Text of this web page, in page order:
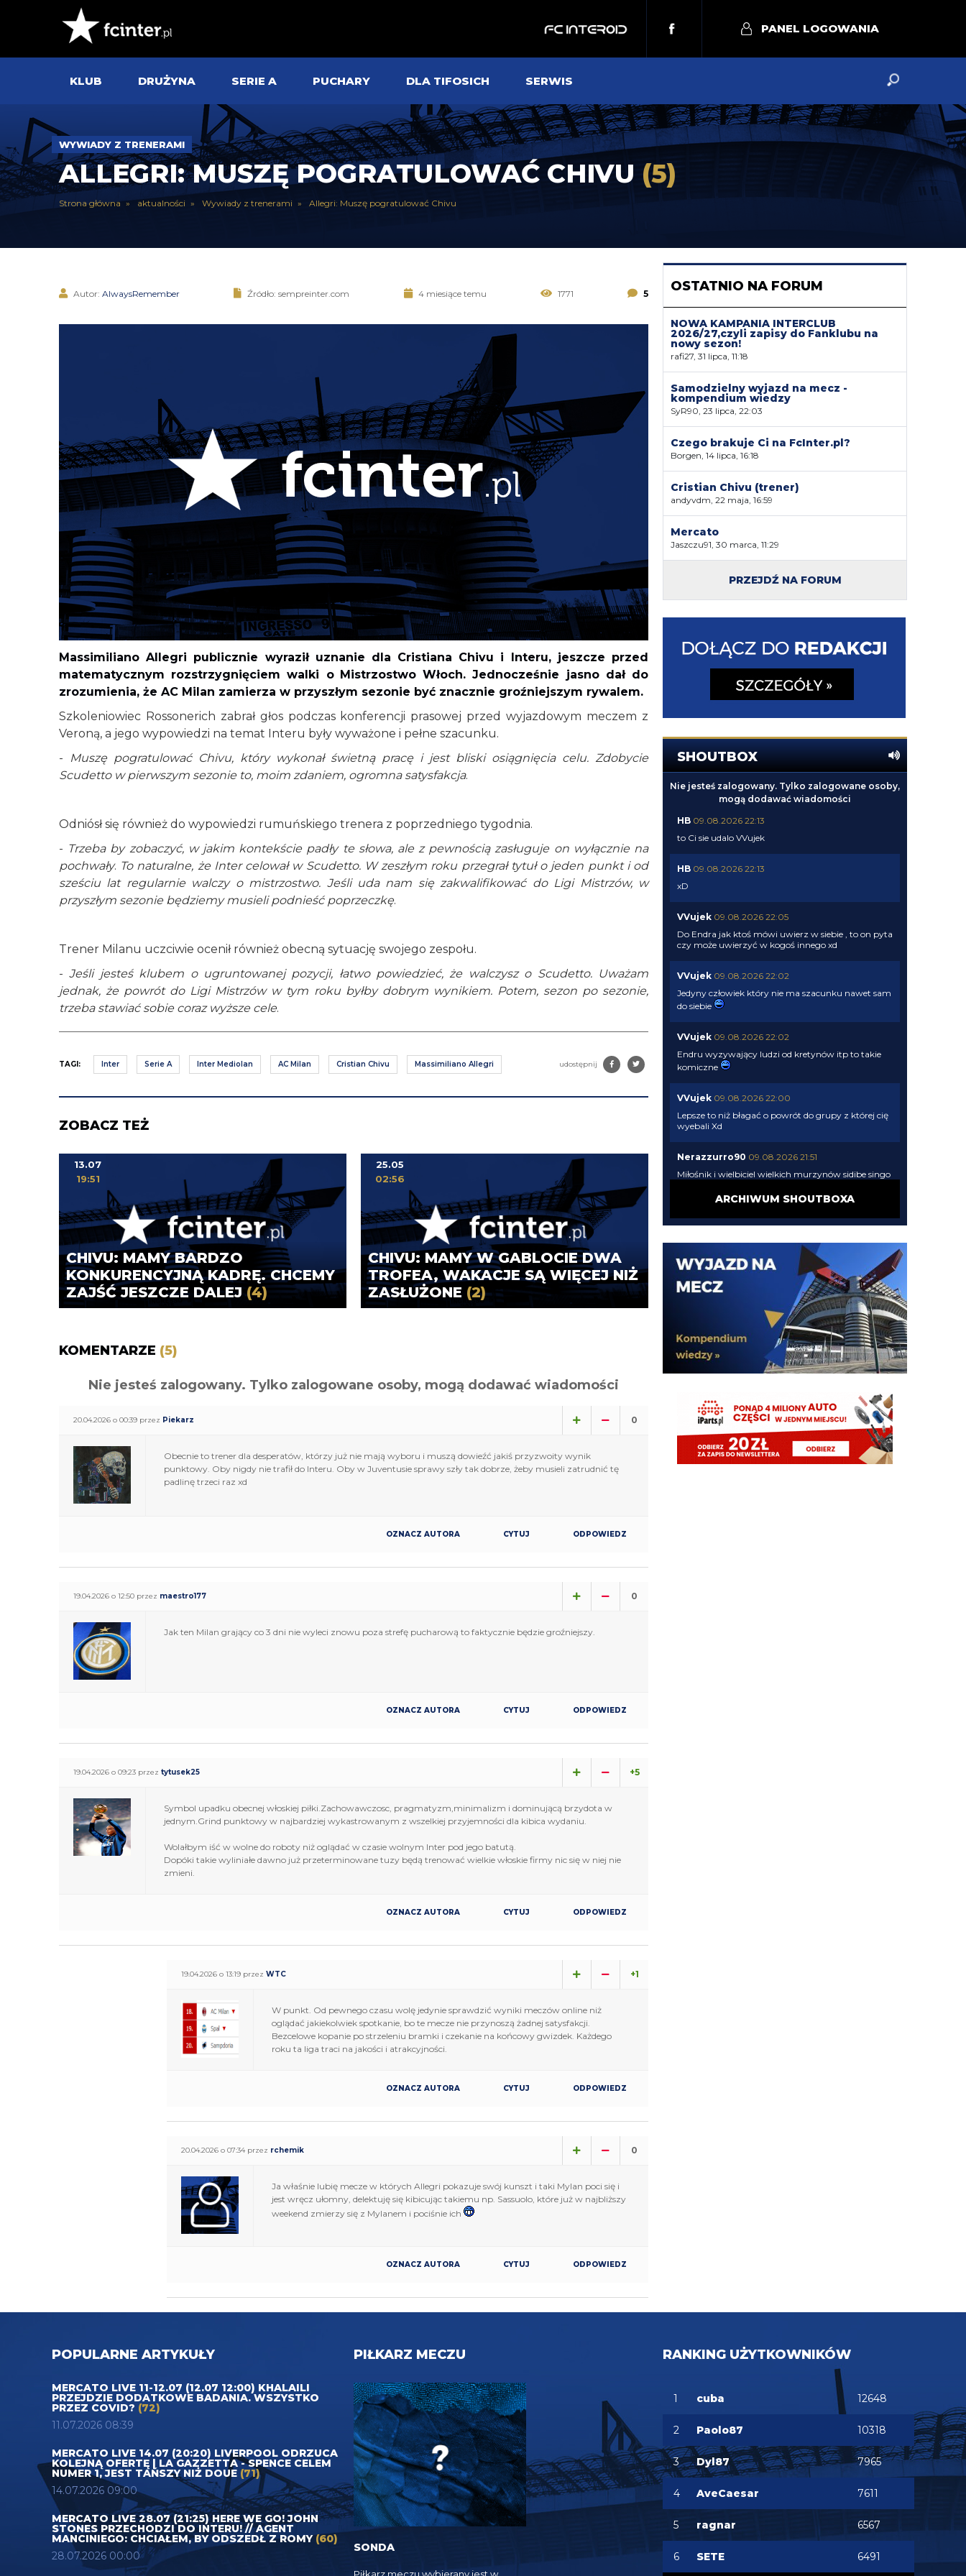
PANEL LOGOWANIA
KLUB DRUŻYNA SERIE A PUCHARY DLA TIFOSICH SERWIS
WYWIADY Z TRENERAMI
ALLEGRI: MUSZĘ POGRATULOWAĆ CHIVU (5)
Strona główna aktualności Wywiady z trenerami Allegri: Muszę pogratulować Chivu
Autor: AlwaysRemember Źródło: sempreinter.com 4 miesiące temu 1771 5
Massimiliano Allegri publicznie wyraził uznanie dla Cristiana Chivu i Interu, jeszcze przed
matematycznym rozstrzygnięciem walki o Mistrzostwo Włoch. Jednocześnie jasno dał do
zrozumienia, że AC Milan zamierza w przyszłym sezonie być znacznie groźniejszym rywalem.
Szkoleniowiec Rossonerich zabrał głos podczas konferencji prasowej przed wyjazdowym meczem z
Veroną, a jego wypowiedzi na temat Interu były wyważone i pełne szacunku.
-
Muszę pogratulować Chivu, który wykonał świetną pracę i jest bliski osiągnięcia celu. Zdobycie
Scudetto w pierwszym sezonie to, moim zdaniem, ogromna satysfakcja.
Odniósł się również do wypowiedzi rumuńskiego trenera z poprzedniego tygodnia.
- Trzeba by zobaczyć, w jakim kontekście padły te słowa, ale z pewnością zasługuje on wyłącznie na
pochwały. To naturalne, że Inter celował w Scudetto. W zeszłym roku przegrał tytuł o jeden punkt i od
sześciu lat regularnie walczy o mistrzostwo. Jeśli uda nam się zakwalifikować do Ligi Mistrzów, w
przyszłym sezonie będziemy musieli podnieść poprzeczkę.
Trener Milanu uczciwie ocenił również obecną sytuację swojego zespołu.
-Jeśli jesteś klubem o ugruntowanej pozycji, łatwo powiedzieć, że walczysz o Scudetto. Uważam
jednak, że powrót do Ligi Mistrzów w tym roku byłby dobrym wynikiem. Potem, sezon po sezonie,
trzeba stawiać sobie coraz wyższe cele.
TAGI: Inter Serie A Inter Mediolan AC Milan Cristian Chivu Massimiliano Allegri udostępnij
ZOBACZ TEŻ
CHIVU: MAMY BARDZO
KONKURENCYJNĄ KADRĘ. CHCEMY
ZAJŚĆ JESZCZE DALEJ(4)
13.07
19:51
CHIVU: MAMY W GABLOCIE DWA
TROFEA, WAKACJE SĄ WIĘCEJ NIŻ
ZASŁUŻONE (2)
25.05
02:56
KOMENTARZE (5)
Nie jesteś zalogowany. Tylko zalogowane osoby, mogą dodawać wiadomości
20.04.2026 o 00:39 przez Piekarz 0
Obecnie to trener dla desperatów, którzy już nie mają wyboru i muszą dowieźć jakiś przyzwoity wynik
punktowy. Oby nigdy nie trafił do Interu. Oby w Juventusie sprawy szły tak dobrze, żeby musieli zatrudnić tę
padlinę trzeci raz xd
OZNACZ AUTORA CYTUJ ODPOWIEDZ
19.04.2026 o 12:50 przez maestro177 0
Jak ten Milan grający co 3 dni nie wyleci znowu poza strefę pucharową to faktycznie będzie groźniejszy.
OZNACZ AUTORA CYTUJ ODPOWIEDZ
19.04.2026 o 09:23 przez tytusek25 +5
Symbol upadku obecnej włoskiej piłki.Zachowawczosc, pragmatyzm,minimalizm i dominującą brzydota w
jednym.Grind punktowy w najbardziej wykastrowanym z wszelkiej przyjemności dla kibica wydaniu.
Wolałbym iść w wolne do roboty niż oglądać w czasie wolnym Inter pod jego batutą.
Dopóki takie wyliniałe dawno już przeterminowane tuzy będą trenować wielkie włoskie firmy nic się w niej nie
zmieni.
OZNACZ AUTORA CYTUJ ODPOWIEDZ
19.04.2026 o 13:19 przez WTC +1
W punkt. Od pewnego czasu wolę jedynie sprawdzić wyniki meczów online niż
oglądać jakiekolwiek spotkanie, bo te mecze nie przynoszą żadnej satysfakcji.
Bezcelowe kopanie po strzeleniu bramki i czekanie na końcowy gwizdek. Każdego
roku ta liga traci na jakości i atrakcyjności.
OZNACZ AUTORA CYTUJ ODPOWIEDZ
20.04.2026 o 07:34 przez rchemik 0
Ja właśnie lubię mecze w których Allegri pokazuje swój kunszt i taki Mylan poci się i
jest wręcz ułomny, delektuję się kibicując takiemu np. Sassuolo, które już w najbliższy
weekend zmierzy się z Mylanem i pociśnie ich
OZNACZ AUTORA CYTUJ ODPOWIEDZ
OSTATNIO NA FORUM
NOWA KAMPANIA INTERCLUB
2026/27,czyli zapisy do Fanklubu na
nowy sezon!
rafi27, 31 lipca, 11:18
Samodzielny wyjazd na mecz -
kompendium wiedzy
SyR90, 23 lipca, 22:03
Czego brakuje Ci na FcInter.pl?
Borgen, 14 lipca, 16:18
Cristian Chivu (trener)
andyvdm, 22 maja, 16:59
Mercato
Jaszczu91, 30 marca, 11:29
PRZEJDŹ NA FORUM
SHOUTBOX
Nie jesteś zalogowany. Tylko zalogowane osoby,
mogą dodawać wiadomości
HB 09.08.2026 22:13
to Ci sie udalo VVujek
HB 09.08.2026 22:13
xD
VVujek 09.08.2026 22:05
Do Endra jak ktoś mówi uwierz w siebie , to on pyta
czy może uwierzyć w kogoś innego xd
VVujek 09.08.2026 22:02
Jedyny człowiek który nie ma szacunku nawet sam
do siebie
VVujek 09.08.2026 22:02
Endru wyzywający ludzi od kretynów itp to takie
komiczne
VVujek 09.08.2026 22:00
Lepsze to niż błagać o powrót do grupy z której cię
wyebali Xd
Nerazzurro90 09.08.2026 21:51
Miłośnik i wielbiciel wielkich murzynów sidibe singo
sodomitax zboczeniec
Endru 09.08.2026 21:31
I dalej chcą, a ty kretynie chciałes sidibe i pepe
VVujek
09.08.2026 21:24
Spence z Tottenhamu 0 g 0 asyst a wielu go tu
Cny 09.08.2026 21:23
plan idealny. kupujemy nortona za 15M, myślimy że
kopnie Ewa razy prosto piłkę i jakieś niukasyl czy
inne lids da za niego sto milionów później, w
Klinsi64 09.08.2026 21:02
no i do Sebka Esposito bo on mentalnie też jest
murzynem
ARCHIWUM SHOUTBOXA
POPULARNE ARTYKUŁY
MERCATO LIVE 11-12.07 (12.07 12:00) KHALAILI
PRZEJDZIE DODATKOWE BADANIA. WSZYSTKO
PRZEZ COVID? (72)
11.07.2026 08:39
MERCATO LIVE 14.07 (20:20) LIVERPOOL ODRZUCA
KOLEJNĄ OFERTĘ | LA GAZZETTA - SPENCE CELEM
NUMER 1, JEST TAŃSZY NIŻ DOUE (71)
14.07.2026 09:00
MERCATO LIVE 28.07 (21:25) HERE WE GO! JOHN
STONES PRZECHODZI DO INTERU! // AGENT
MANCINIEGO: CHCIAŁEM, BY ODSZEDŁ Z ROMY(60)
28.07.2026 00:00
PIŁKARZ MECZU
SONDA
Piłkarz meczu wybierany jest w
RANKING UŻYTKOWNIKÓW
1 cuba 12648
2 Paolo87 10318
3 Dyl87 7965
4 AveCaesar 7611
5 ragnar 6567
6 SETE 6491